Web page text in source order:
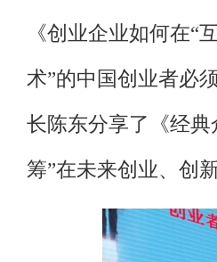
《创业企业如何在“
术”的中国创业者必
长陈东分享了《经
筹”在未来创业、创